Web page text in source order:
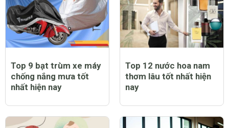
Top 9 bạt trùm xe máy
chống nắng mưa tốt
nhất hiện nay
Top 12 nước hoa nam
thơm lâu tốt nhất hiện
nay